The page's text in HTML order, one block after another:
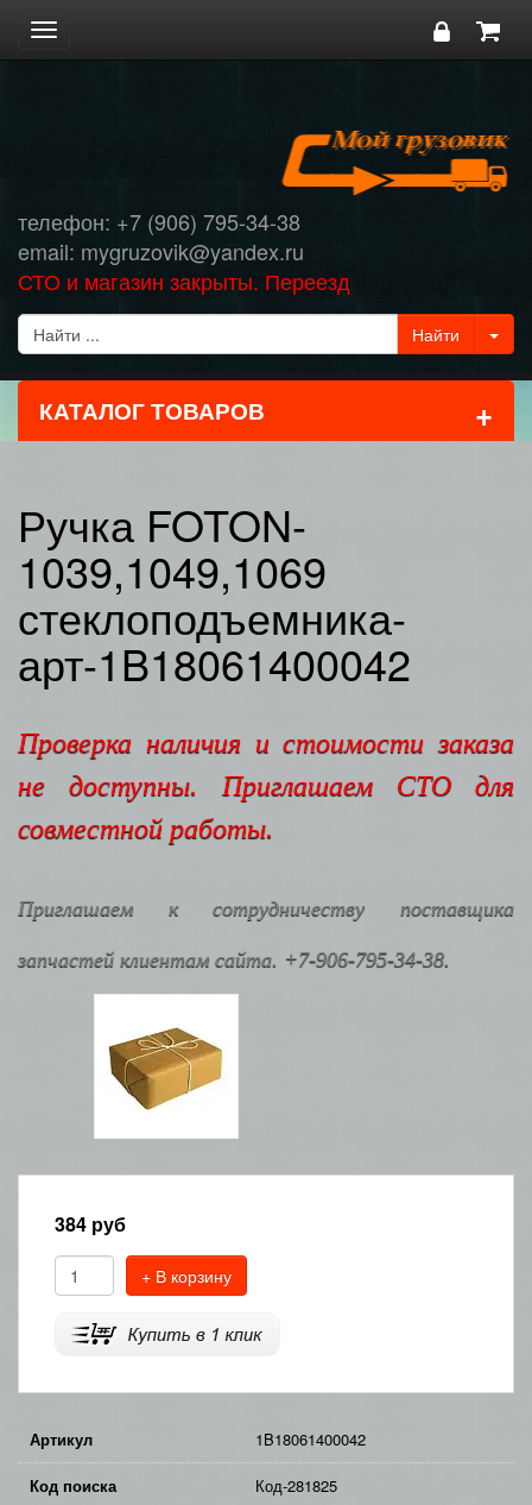
Toggle
navigation
телефон: +7 (906) 795-34-38
email: mygruzovik@yandex.ru
СТО и магазин закрыты. Переезд
КАТАЛОГ ТОВАРОВ +
Ручка FOTON-
1039,1049,1069
стеклоподъемника-
арт-1B18061400042
Проверка наличия и стоимости заказа
не доступны. Приглашаем СТО для
совместной работы.
Приглашаем к сотрудничеству поставщика
запчастей клиентам сайта. +7-906-795-34-38.
384 руб
+ В корзину
Артикул 1B18061400042
Код поиска Код-281825